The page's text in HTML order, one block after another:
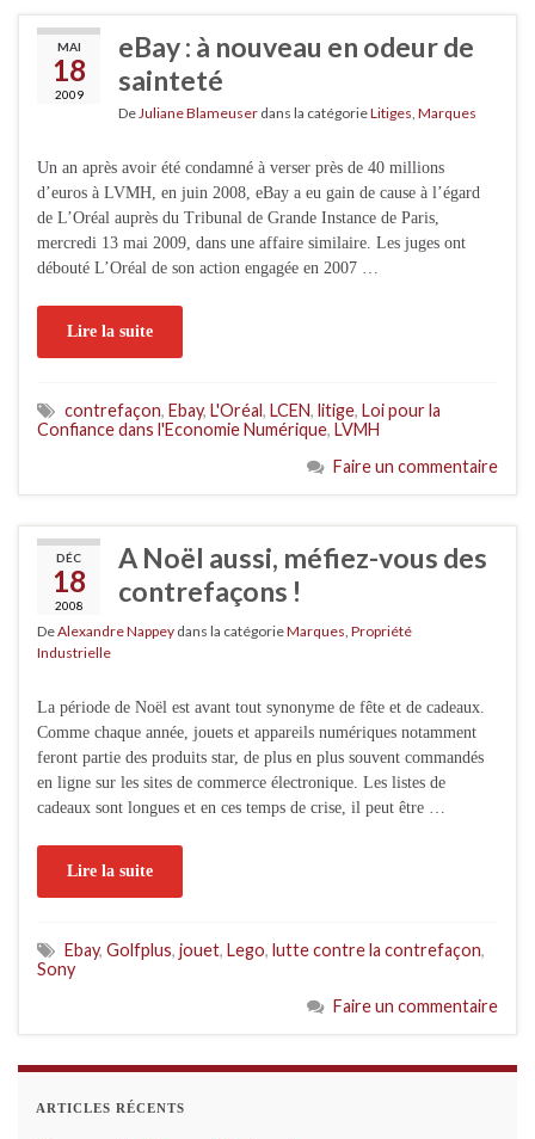
MAI
18
2009
eBay : à nouveau en odeur de
sainteté
De Juliane Blameuser dans la catégorieLitiges Marques
Un an après avoir été condamné à verser près de 40 millions
d’euros à LVMH, en juin 2008, eBay a eu gain de cause à l’égard
de L’Oréal auprès du Tribunal de Grande Instance de Paris,
mercredi 13 mai 2009, dans une affaire similaire. Les juges ont
débouté L’Oréal de son action engagée en 2007 …
Lire la suite
contrefaçon, Ebay, L'Oréal, LCEN, litige, Loi pour la
Confiance dans l'Economie Numérique, LVMH
Faire un commentaire
DÉC
18
2008
A Noël aussi, méfiez-vous des
contrefaçons !
DeAlexandre Nappey dans la catégorieMarques Propriété
Industrielle
La période de Noël est avant tout synonyme de fête et de cadeaux.
Comme chaque année, jouets et appareils numériques notamment
feront partie des produits star, de plus en plus souvent commandés
en ligne sur les sites de commerce électronique. Les listes de
cadeaux sont longues et en ces temps de crise, il peut être …
Lire la suite
Ebay, Golfplus, jouet, Lego, lutte contre la contrefaçon,
Sony
Faire un commentaire
ARTICLES RÉCENTS